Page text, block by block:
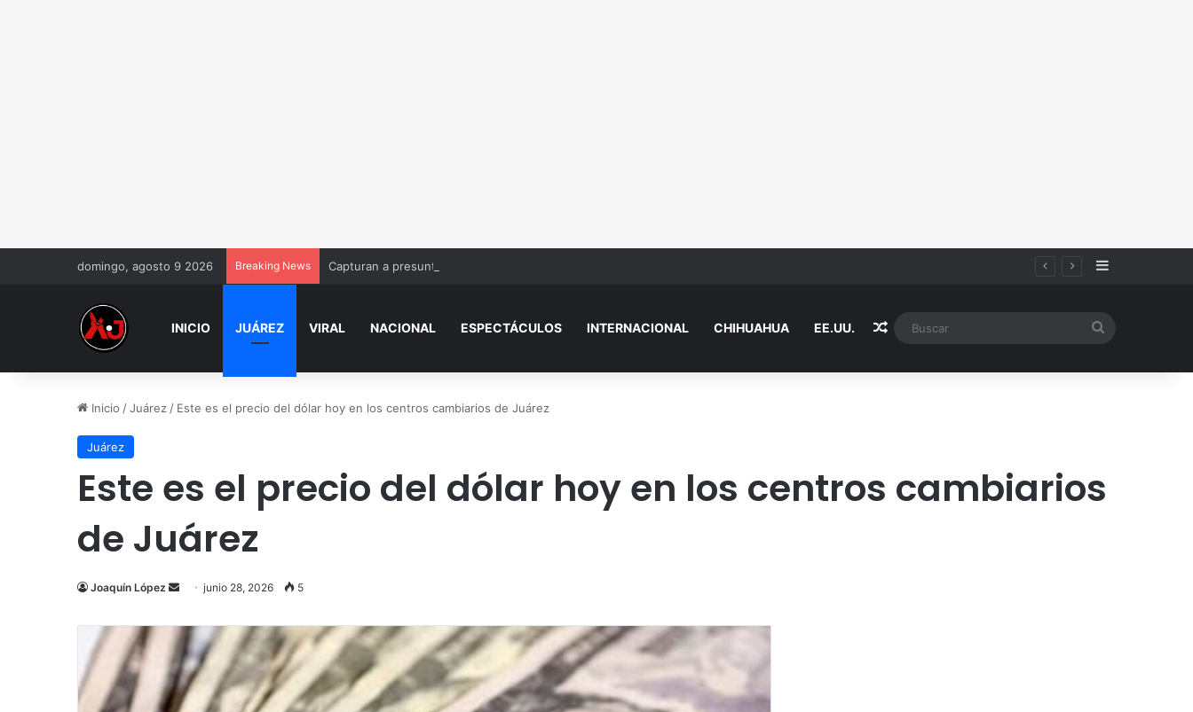
domingo, agosto 9 2026 Breaking News Capturan a presunto responsable de empujar a adulto mayor a su muerte Sidebar
INICIO JUÁREZ VIRAL NACIONAL ESPECTÁCULOS INTERNACIONAL CHIHUAHUA EE.UU. Random Article
Inicio /Juárez / Este es el precio del dólar hoy en los centros cambiarios de Juárez
Juárez
Este es el precio del dólar hoy en los centros cambiarios
de Juárez
Joaquín López
Send
email
junio 28, 2026 5